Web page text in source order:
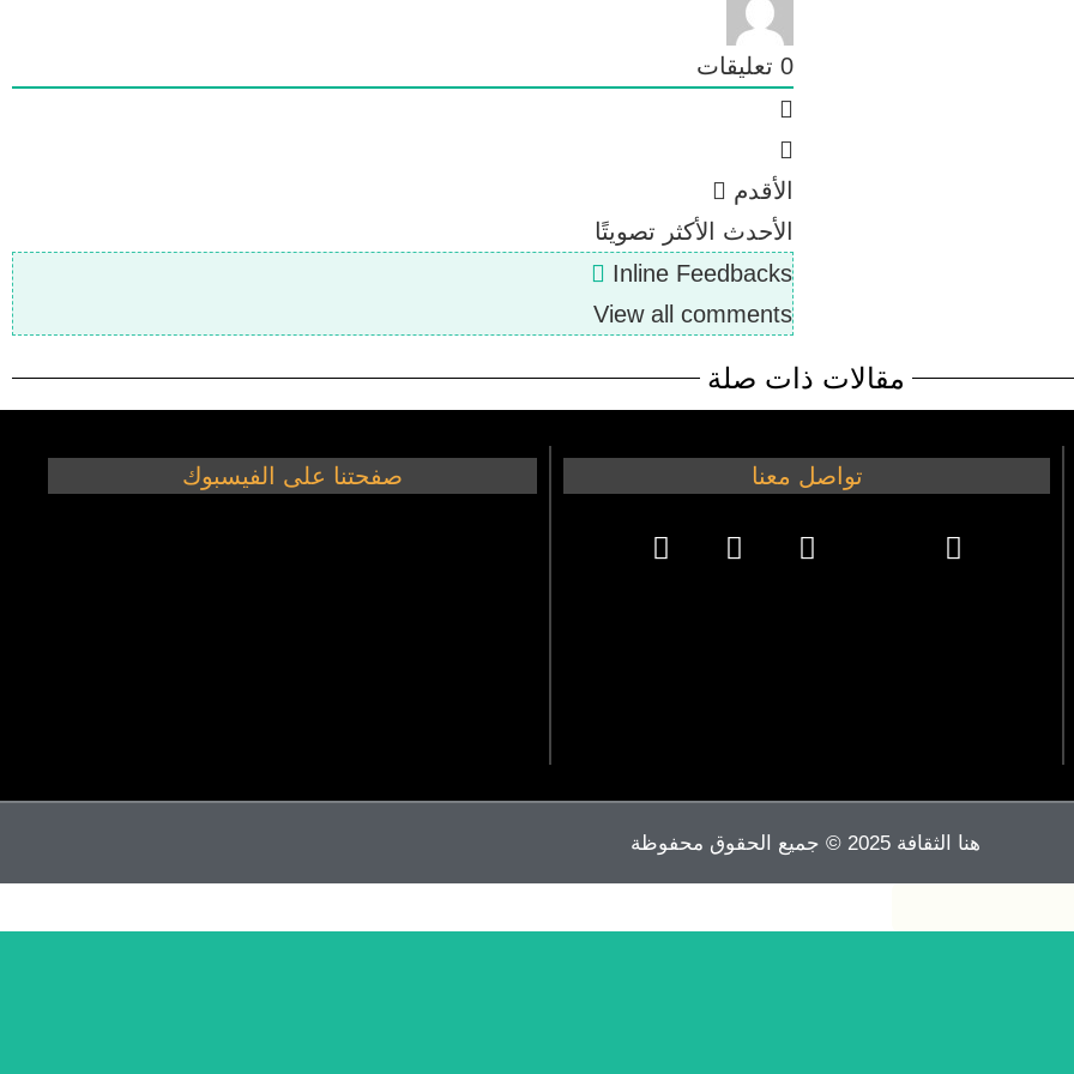
0 تعليقات
الأقدم
الأحدث
الأكثر تصويتًا
Inline Feedbacks
View all comments
مقالات ذات صلة
تواصل معنا صفحتنا على الفيسبوك
هنا الثقافة 2025 © جميع الحقوق محفوظة